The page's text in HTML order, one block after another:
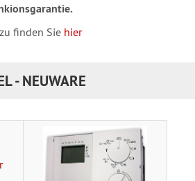
finden Sie hier
- NEUWARE